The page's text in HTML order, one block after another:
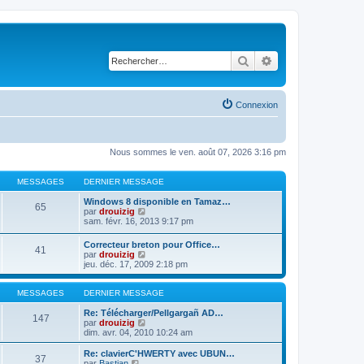
Rechercher
Connexion
Nous sommes le ven. août 07, 2026 3:16 pm
MESSAGES DERNIER MESSAGE
65
Windows 8 disponible en Tamaz…
par drouizig
o
u
l
t
e
r
l
d
e
r
n
i
sam. févr. 16, 2013 9:17 pm
41
Correcteur breton pour Office…
par drouizig
o
n
s
u
l
t
r
l
e
jeu. déc. 17, 2009 2:18 pm
MESSAGES DERNIER MESSAGE
147
Re: Télécharger/Pellgargañ AD…
par drouizig
o
n
s
dim. avr. 04, 2010 10:24 am
37
Re: clavierC'HWERTY avec UBUN…